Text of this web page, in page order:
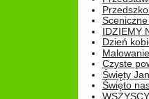
IDZIEMY
Dzień
Czyste
Święty
Święto